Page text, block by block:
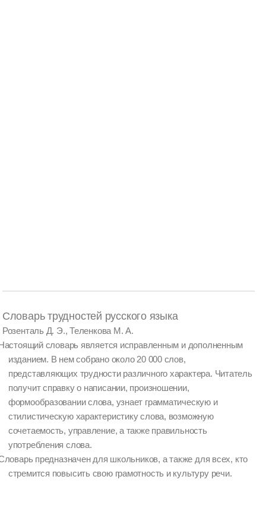
Словарь трудностей русского языка
Розенталь Д. Э., Теленкова М. А.
словарь является исправленным и дополненным
изданием. В нем собрано около 20 000 слов,
представляющих трудности различного характера. Читатель
получит справку о написании, произношении,
формообразовании слова, узнает грамматическую и
стилистическую характеристику слова, возможную
сочетаемость, управление, а также правильность
употребления слова.
предназначен для школьников, а также для всех, кто
стремится повысить свою грамотность и культуру речи.